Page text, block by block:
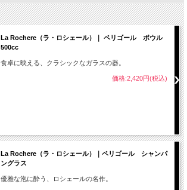
La Rochere（ラ・ロシェール）｜ ペリゴール ボウル
500cc
食卓に映える、クラシックなガラスの器。
価格:2,420円(税込)
La Rochere（ラ・ロシェール）｜ペリゴール シャンパ
ングラス
優雅な泡に酔う、ロシェールの名作。